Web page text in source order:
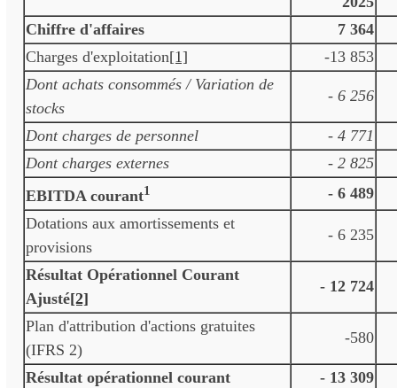
Chiffre d'affaires
7 364
Charges d'exploitation[1]
-13 853
Dont achats consommés / Variation de
stocks
- 6 256
Dont charges de personnel
- 4 771
Dont charges externes
- 2 825
EBITDA courant1
- 6 489
Dotations aux amortissements et
provisions
- 6 235
Résultat Opérationnel Courant
Ajusté[2]
- 12 724
Plan d'attribution d'actions gratuites
(IFRS 2)
-580
Résultat opérationnel courant
- 13 309